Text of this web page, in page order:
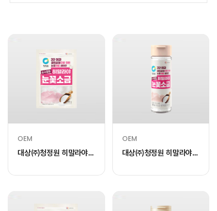
OEM
대상㈜청정원 히말라야
OEM
대상㈜청정원 히말라야